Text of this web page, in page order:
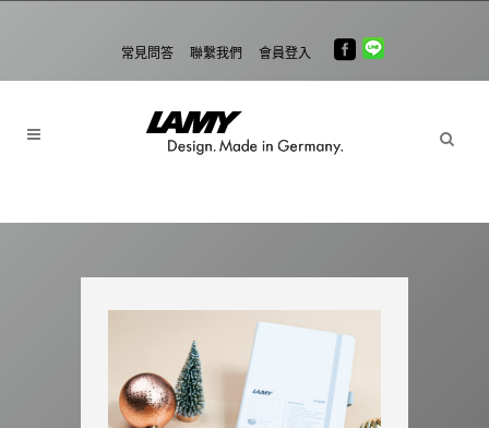
常見問答 聯繫我們 會員登入